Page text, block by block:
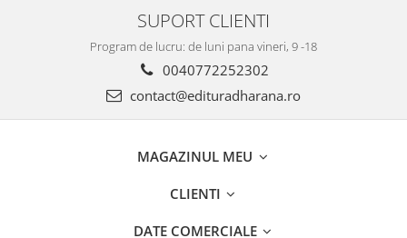
SUPORT CLIENTI
Program de lucru: de luni pana vineri, 9 -18
0040772252302
contact@edituradharana.ro
MAGAZINUL MEU
CLIENTI
DATE COMERCIALE